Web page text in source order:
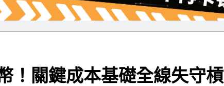
！關鍵成本基礎全線失守槓